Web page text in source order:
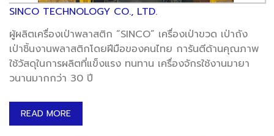
SINCO TECHNOLOGY CO., LTD.
ผู้ผลิตเครื่องเป่าพลาสติก “SINCO” เครื่องเป่าขวด เป่าถัง
เป่าชิ้นงานพลาสติกโดยฝีมือของคนไทย การันตีด้านคุณภาพ
ใช้วัสดุในการผลิตที่แข็งแรง ทนทาน เครื่องจักรใช้งานมายา
วนานมากกว่า 30 ปี
READ MORE